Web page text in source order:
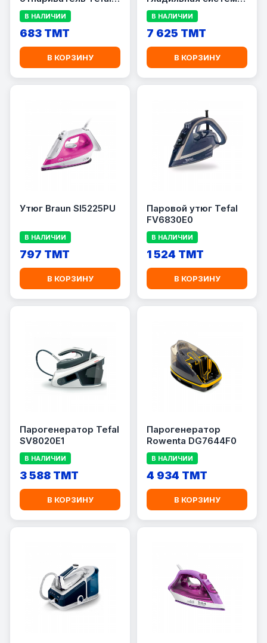
DT2020E1
В НАЛИЧИИ
683 TMT
В КОРЗИНУ
Tefal UT2020E0
В НАЛИЧИИ
7 625 TMT
В КОРЗИНУ
Утюг Braun SI5225PU
В НАЛИЧИИ
797 TMT
В КОРЗИНУ
Паровой утюг Tefal
FV6830E0
В НАЛИЧИИ
1 524 TMT
В КОРЗИНУ
Парогенератор Tefal
SV8020E1
В НАЛИЧИИ
3 588 TMT
В КОРЗИНУ
Парогенератор
Rowenta DG7644F0
В НАЛИЧИИ
4 934 TMT
В КОРЗИНУ